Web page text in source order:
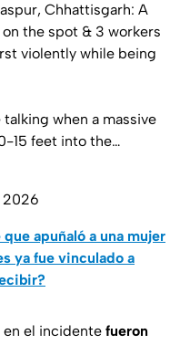
Chhattisgarh: A
the spot & 3 workers
violently while being
when a massive
15 feet into the…
2026
que apuñaló a una mujer
ya fue vinculado a
en el incidente fueron